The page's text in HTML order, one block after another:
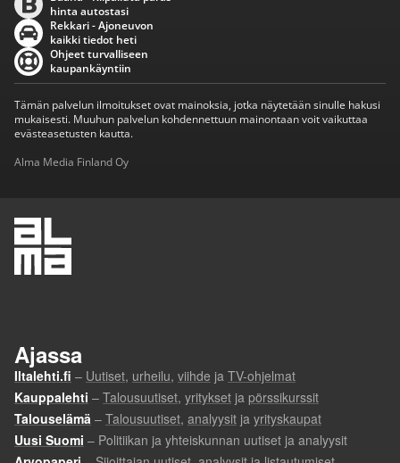
hinta autostasi
Rekkari - Ajoneuvon
kaikki tiedot heti
Ohjeet turvalliseen
kaupankäyntiin
Tämän palvelun ilmoitukset ovat mainoksia, jotka näytetään sinulle hakusi
mukaisesti. Muuhun palvelun kohdennettuun mainontaan voit vaikuttaa
evästeasetusten kautta.
Alma Media Finland Oy